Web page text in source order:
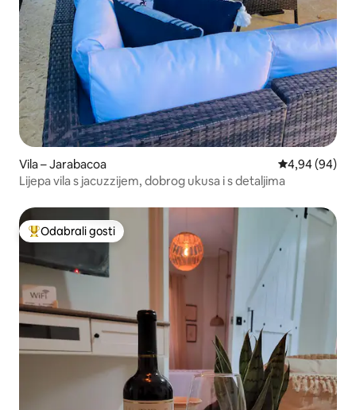
Vila – Jarabacoa Prosječna
4,94 (94)
Lijepa vila s jacuzzijem, dobrog ukusa i s detaljima
Među najviše rangiranima s oznakom „Odabrali gosti”
Odabrali gosti